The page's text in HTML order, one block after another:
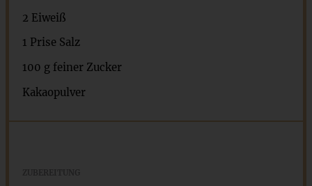
2 Eiweiß
1 Prise Salz
100 gfeiner Zucker
Kakaopulver